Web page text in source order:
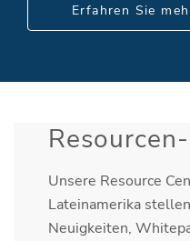
Erfahren Sie
Unsere Resource
Lateinamerika
Neuigkeiten,